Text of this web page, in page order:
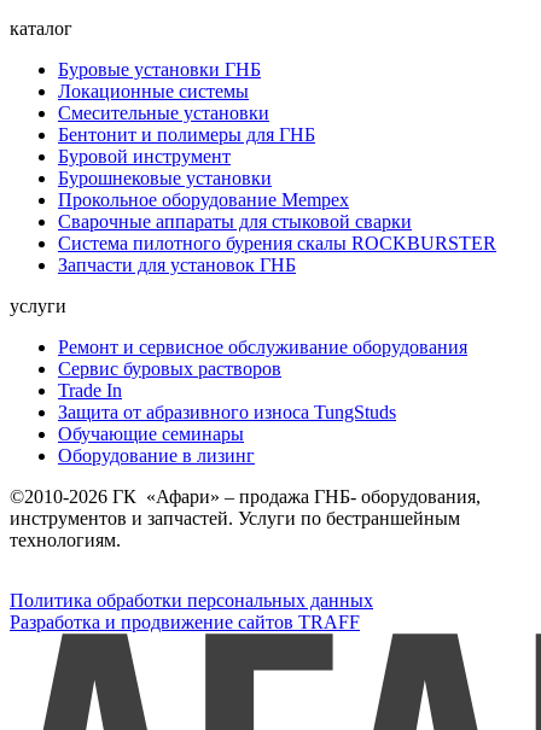
каталог
Буровые установки ГНБ
Локационные системы
Смесительные установки
Бентонит и полимеры для ГНБ
Буровой инструмент
Бурошнековые установки
Прокольное оборудование Mempex
Сварочные аппараты для стыковой сварки
Система пилотного бурения скалы ROCKBURSTER
Запчасти для установок ГНБ
услуги
Ремонт и сервисное обслуживание оборудования
Сервис буровых растворов
Trade In
Защита от абразивного износа TungStuds
Обучающие семинары
Оборудование в лизинг
©2010-2026 ГК «Афари» – продажа ГНБ- оборудования,
инструментов и запчастей. Услуги по бестраншейным
технологиям.
Политика обработки персональных данных
Разработка и продвижение сайтов TRAFF